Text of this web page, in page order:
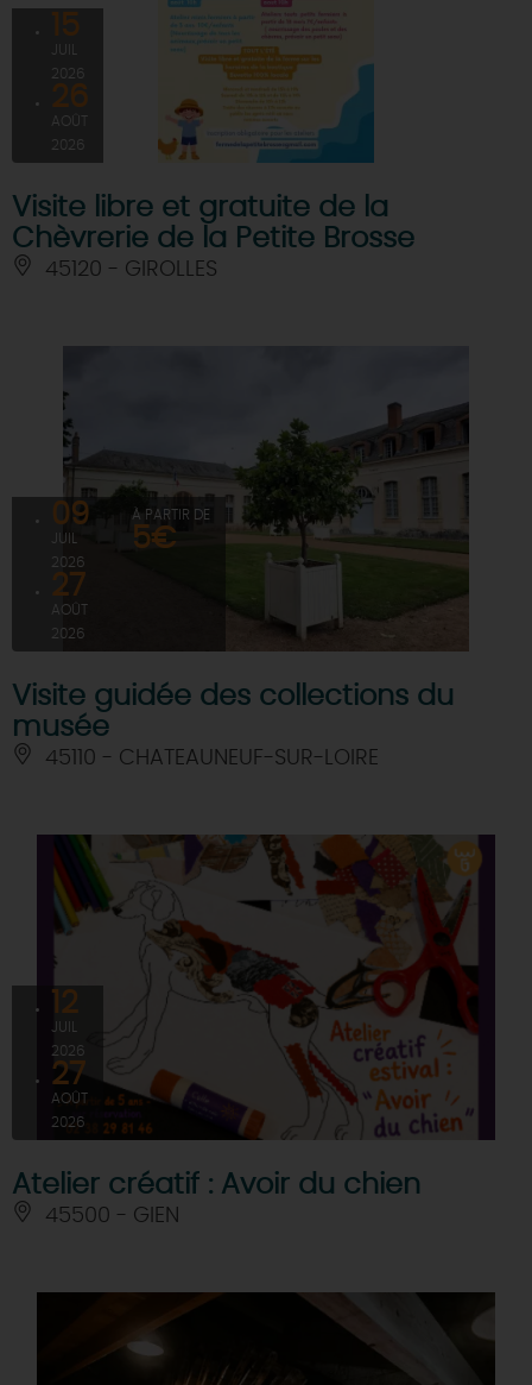
15
2026
26
AOÛT
2026
Visite libre et gratuite de la
Chèvrerie de la Petite Brosse
45120 - GIROLLES
09
JUIL
2026
27
AOÛT
2026
À PARTIR DE
5€
Visite guidée des collections du
musée
45110 - CHATEAUNEUF-SUR-LOIRE
12
JUIL
2026
27
AOÛT
2026
Atelier créatif : Avoir du chien
45500 - GIEN